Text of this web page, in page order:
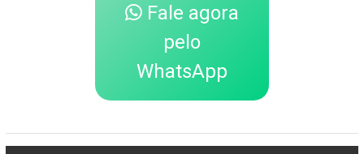
Fale agora
pelo
WhatsApp